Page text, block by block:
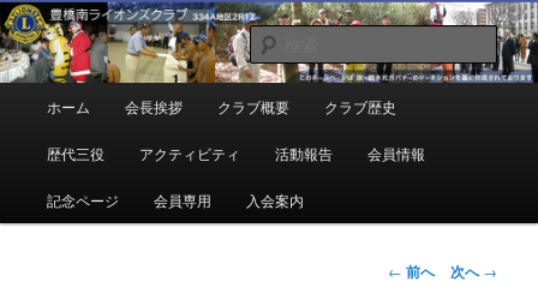
メ
イ
ン
コ
豊橋南ライオンズクラブ
地域奉仕ボランティア
検
索
ュ
ホーム 会長挨拶 クラブ概要 クラブ歴史
歴代三役 アクティビティ 活動報告 会員情報
記念ページ 会員専用 入会案内
投
← 前へ 次へ→